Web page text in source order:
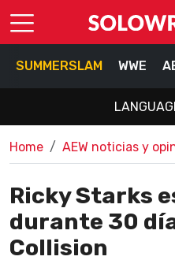
SUMMERSLAM WWE
Home AEW noticias y
Ricky Starks
durante 30
Collision